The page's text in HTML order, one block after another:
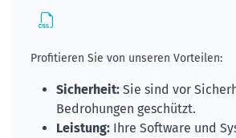
Profitieren Sie von unseren Vorteilen:
Sicherheit: Sie sind vor
Bedrohungen geschützt.
Leistung: Ihre Software und